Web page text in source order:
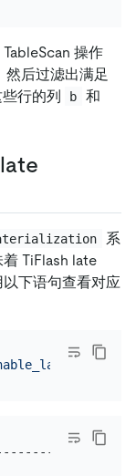
操作
然后过滤出满足
行的列 b 和
系
着 TiFlash late
下语句查看对应
+-------+
| Value |